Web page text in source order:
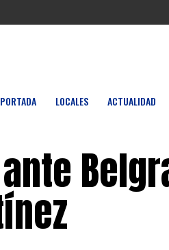
PORTADA LOCALES ACTUALIDAD